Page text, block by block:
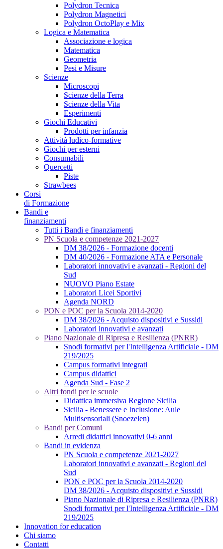
Polydron Tecnica
Polydron Magnetici
Polydron OctoPlay e Mix
Logica e Matematica
Associazione e logica
Matematica
Geometria
Pesi e Misure
Scienze
Microscopi
Scienze della Terra
Scienze della Vita
Esperimenti
Giochi Educativi
Prodotti per infanzia
Attività ludico-formative
Giochi per esterni
Consumabili
Quercetti
Piste
Strawbees
Corsi
di Formazione
Bandi e
finanziamenti
Tutti i Bandi e finanziamenti
PN Scuola e competenze 2021-2027
DM 38/2026 - Formazione docenti
DM 40/2026 - Formazione ATA e Personale
Laboratori innovativi e avanzati - Regioni del
Sud
NUOVO Piano Estate
Laboratori Licei Sportivi
Agenda NORD
PON e POC per la Scuola 2014-2020
DM 38/2026 - Acquisto dispositivi e Sussidi
Laboratori innovativi e avanzati
Piano Nazionale di Ripresa e Resilienza (PNRR)
Snodi formativi per l'Intelligenza Artificiale - DM
219/2025
Campus formativi integrati
Campus didattici
Agenda Sud - Fase 2
Altri fondi per le scuole
Didattica immersiva Regione Sicilia
Sicilia - Benessere e Inclusione: Aule
Multisensoriali (Snoezelen)
Bandi per Comuni
Arredi didattici innovativi 0-6 anni
Bandi in evidenza
PN Scuola e competenze 2021-2027
Laboratori innovativi e avanzati - Regioni del
Sud
PON e POC per la Scuola 2014-2020
DM 38/2026 - Acquisto dispositivi e Sussidi
Piano Nazionale di Ripresa e Resilienza (PNRR)
Snodi formativi per l'Intelligenza Artificiale - DM
219/2025
Innovation for education
Chi siamo
Contatti